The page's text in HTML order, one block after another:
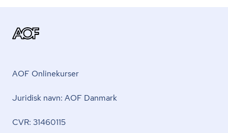
AOF Onlinekurser
Juridisk navn: AOF Danmark
CVR: 31460115